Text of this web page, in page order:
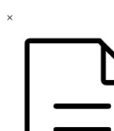
×